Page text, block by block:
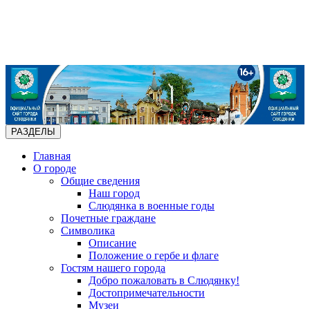
РАЗДЕЛЫ
Главная
О городе
Общие сведения
Наш город
Слюдянка в военные годы
Почетные граждане
Символика
Описание
Положение о гербе и флаге
Гостям нашего города
Добро пожаловать в Слюдянку!
Достопримечательности
Музеи